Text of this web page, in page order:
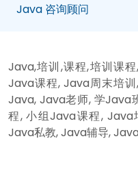
Java 咨询顾问
Java,培训,课程,培训课
Java课程, Java周末培
Java, Java老师, 学Java
程, 小组Java课程,
Java私教, Java辅导,